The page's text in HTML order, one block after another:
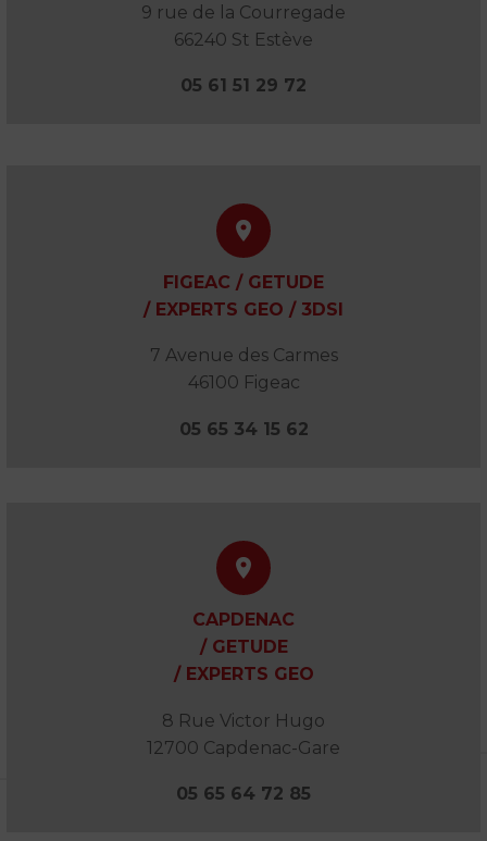
9 rue de la Courregade
66240 St Estève
05 61 51 29 72


FIGEAC / GETUDE
/ EXPERTS GEO / 3DSI
7 Avenue des Carmes
46100 Figeac
05 65 34 15 62


CAPDENAC
/ GETUDE
/ EXPERTS GEO
8 Rue Victor Hugo
12700 Capdenac-Gare
05 65 64 72 85